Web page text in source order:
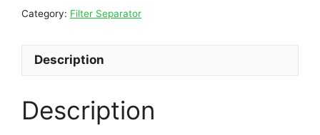
Category: Filter Separator
Description
Description